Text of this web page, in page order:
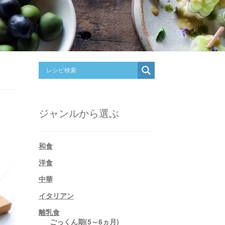
ジャンルから選ぶ
和食
洋食
中華
イタリアン
離乳食
ごっくん期(5～6ヵ月)